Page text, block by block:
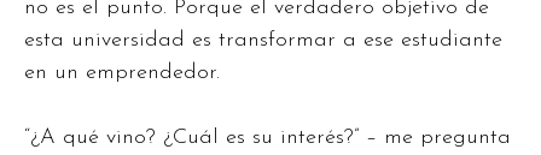
no es el punto. Porque el verdadero objetivo de
esta universidad es transformar a ese estudiante
en un emprendedor.
“¿A qué vino? ¿Cuál es su interés?” – me pregunta